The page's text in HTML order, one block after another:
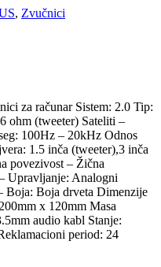
, Zvučnici
za računar Sistem: 2.0 Tip:
ohm (tweeter) Sateliti –
100Hz – 20kHz Odnos
1.5 inča (tweeter),3 inča
povezivost – Žična
Upravljanje: Analogni
Boja: Boja drveta Dimenzije
x 120mm Masa
audio kabl Stanje:
period: 24